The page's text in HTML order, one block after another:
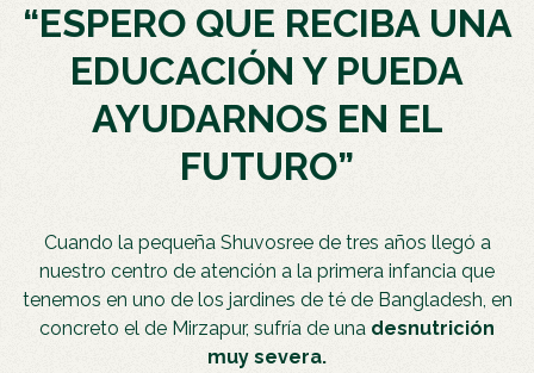
“ESPERO QUE RECIBA UNA
EDUCACIÓN Y PUEDA
AYUDARNOS EN EL
FUTURO”
Cuando la pequeña Shuvosree de tres años llegó a
nuestro centro de atención a la primera infancia que
tenemos en uno de los jardines de té de Bangladesh, en
concreto el de Mirzapur, sufría de una desnutrición
muy severa.